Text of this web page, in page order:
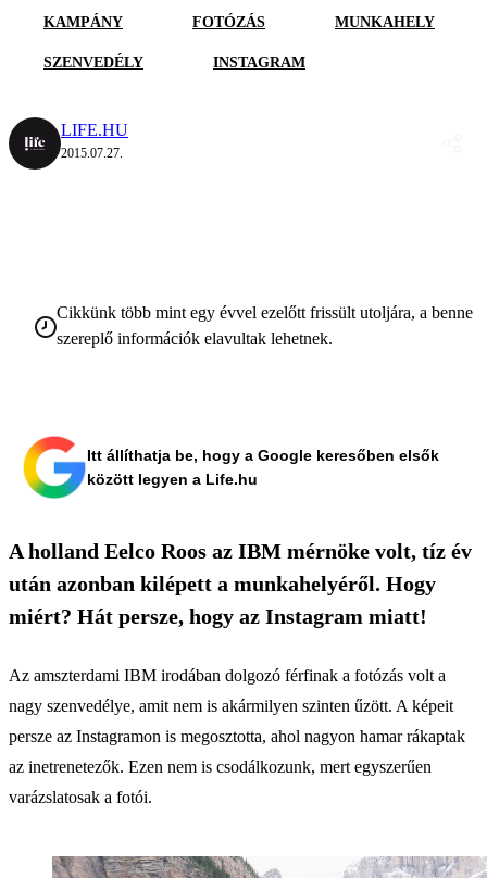
KAMPÁNY FOTÓZÁS MUNKAHELY
SZENVEDÉLY INSTAGRAM
LIFE.HU
2015.07.27.
Cikkünk több mint egy évvel ezelőtt frissült utoljára, a benne
szereplő információk elavultak lehetnek.
Itt állíthatja be, hogy a Google keresőben elsők
között legyen a Life.hu
A holland Eelco Roos az IBM mérnöke volt, tíz év
után azonban kilépett a munkahelyéről. Hogy
miért? Hát persze, hogy az Instagram miatt!
Az amszterdami IBM irodában dolgozó férfinak a fotózás volt a
nagy szenvedélye, amit nem is akármilyen szinten űzött. A képeit
persze az Instagramon is megosztotta, ahol nagyon hamar rákaptak
az inetrenetezők. Ezen nem is csodálkozunk, mert egyszerűen
varázslatosak a fotói.